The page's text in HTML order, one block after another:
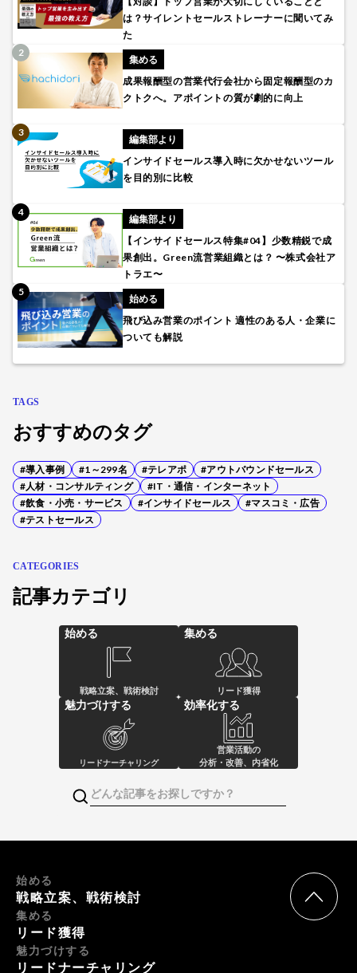
は？サイレントセールストレーナーに聞いてみ
た
集める
成果報酬型の営業代行会社から固定報酬型のカ
クトクへ。アポイントの質が劇的に向上
編集部より
インサイドセールス導入時に欠かせないツール
を目的別に比較
編集部より
【インサイドセールス特集#04】少数精鋭で成
果創出。Green流営業組織とは？ 〜株式会社ア
トラエ〜
始める
飛び込み営業のポイント 適性のある人・企業に
ついても解説
TAGS
おすすめのタグ
#導入事例 #1～299名 #テレアポ
#アウトバウンドセールス
#人材・コンサルティング
#IT・通信・インターネット
#飲食・小売・サービス
#インサイドセールス
#マスコミ・広告
#テストセールス
CATEGORIES
記事カテゴリ
始める
戦略立案、戦術検討
集める
リード獲得
魅力づけする
リードナーチャリング
効率化する
営業活動の
分析・改善、内省化
始める
戦略立案、戦術検討
集める
リード獲得
魅力づけする
リードナーチャリング